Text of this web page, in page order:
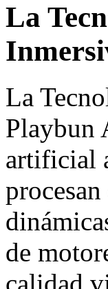
La
La
Playbun
artificial
de